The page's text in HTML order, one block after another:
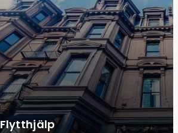
Flytthjälp